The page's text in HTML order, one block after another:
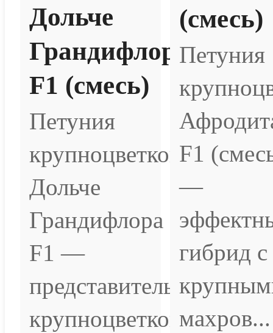
Дольче
Грандифлора
F1 (смесь)
Петуния
крупноцветковая
Дольче
Грандифлора
F1 —
представитель
крупноцветковых
(смесь)
Петуния
F1
—
гибрид с
махров...